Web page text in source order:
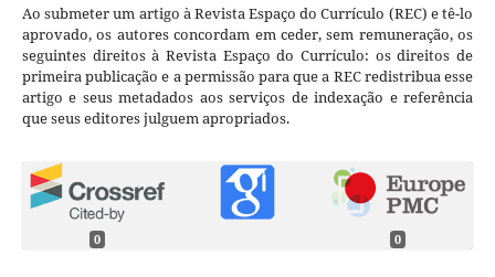
Ao submeter um artigo à Revista Espaço do Currículo (REC) e tê-lo
aprovado, os autores concordam em ceder, sem remuneração, os
seguintes direitos à Revista Espaço do Currículo: os direitos de
primeira publicação e a permissão para que a REC redistribua esse
artigo e seus metadados aos serviços de indexação e referência
que seus editores julguem apropriados.
0 0